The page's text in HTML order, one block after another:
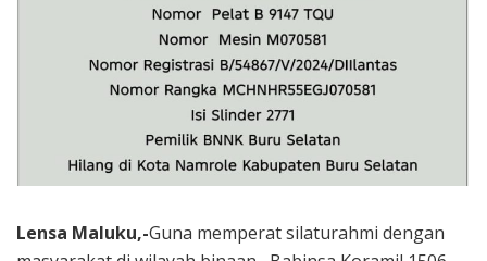
Lensa Maluku,-Guna memperat silaturahmi dengan